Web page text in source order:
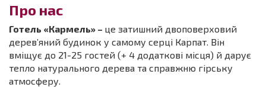
Про нас
Готель «Кармель» – це затишний двоповерховий
дерев’яний будинок у самому серці Карпат. Він
вміщує до 21-25 гостей (+ 4 додаткові місця) й дарує
тепло натурального дерева та справжню гірську
атмосферу.